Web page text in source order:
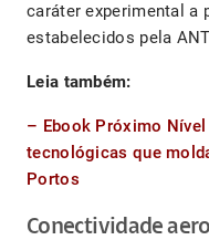
caráter experimental a
estabelecidos pela
Leia também:
– Ebook Próximo
tecnológicas que
Portos
Conectividade